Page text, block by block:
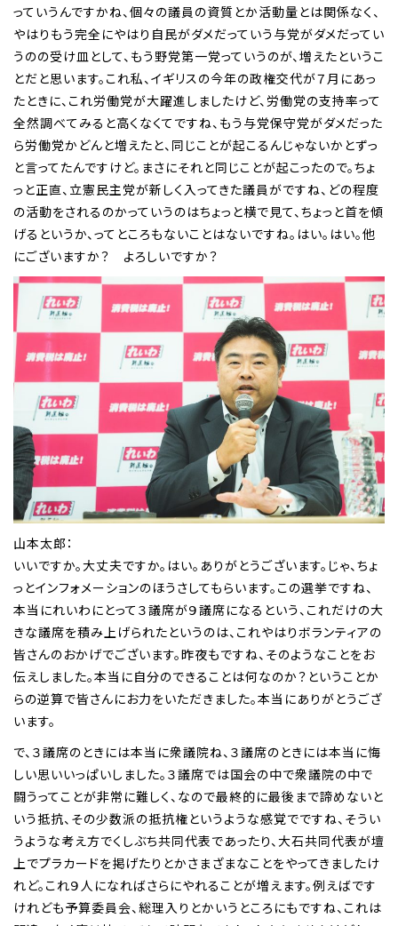
っていうんですかね、個々の議員の資質とか活動量とは関係なく、
やはりもう完全にやはり自民がダメだっていう与党がダメだってい
うのの受け皿として、もう野党第一党っていうのが、増えたというこ
とだと思います。これ私、イギリスの今年の政権交代が７月にあっ
たときに、これ労働党が大躍進しましたけど、労働党の支持率って
全然調べてみると高くなくてですね、もう与党保守党がダメだった
ら労働党かどんと増えたと、同じことが起こるんじゃないかとずっ
と言ってたんですけど。まさにそれと同じことが起こったので。ちょ
っと正直、立憲民主党が新しく入ってきた議員がですね、どの程度
の活動をされるのかっていうのはちょっと横で見て、ちょっと首を傾
げるというか、ってところもないことはないですね。はい。はい。他
にございますか？ よろしいですか？
山本太郎：
いいですか。大丈夫ですか。はい。ありがとうございます。じゃ、ちょ
っとインフォメーションのほうさしてもらいます。この選挙ですね、
本当にれいわにとって３議席が９議席になるという、これだけの大
きな議席を積み上げられたというのは、これやはりボランティアの
皆さんのおかげでございます。昨夜もですね、そのようなことをお
伝えしました。本当に自分のできることは何なのか？ということか
らの逆算で皆さんにお力をいただきました。本当にありがとうござ
います。
で、３議席のときには本当に衆議院ね、３議席のときには本当に悔
しい思いいっぱいしました。３議席では国会の中で衆議院の中で
闘うってことが非常に難しく、なので最終的に最後まで諦めないと
いう抵抗、その少数派の抵抗権というような感覚でですね、そうい
うような考え方でくしぶち共同代表であったり、大石共同代表が壇
上でプラカードを掲げたりとかさまざまなことをやってきましたけ
れど。これ９人になればさらにやれることが増えます。例えばです
けれども予算委員会、総理入りとかいうところにもですね、これは